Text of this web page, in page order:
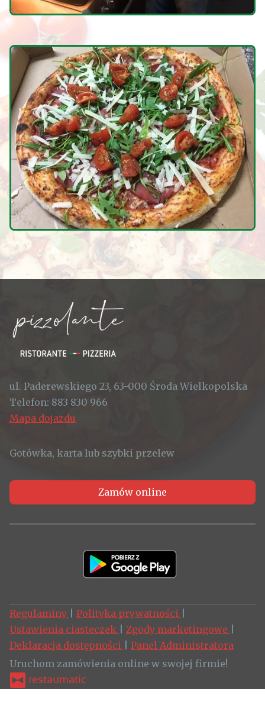
ul. Paderewskiego 23, 63-000 Środa Wielkopolska
Telefon: 883 830 966
Mapa dojazdu
Gotówka, karta lub szybki przelew
Zamów online
Regulaminy Polityka prywatności
Ustawienia ciasteczek
Zgody marketingowe
Deklaracja dostępności
Panel Administratora
Uruchom zamówienia online w swojej firmie!